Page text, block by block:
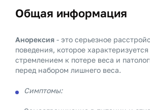
Общая информация
Анорексия - это серьезное
поведения, которое
стремлением к потере веса и
перед набором лишнего веса.
Симптомы: